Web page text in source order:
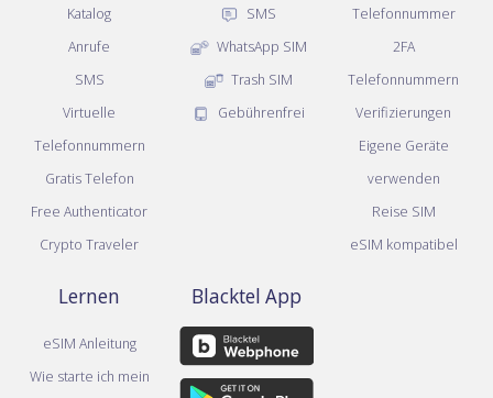
Katalog
Anrufe
SMS
Virtuelle
Telefonnummern
Gratis Telefon
Free Authenticator
Crypto Traveler
SMS
WhatsApp SIM
Trash SIM
Gebührenfrei
Telefonnummer
2FA
Telefonnummern
Verifizierungen
Eigene Geräte
verwenden
Reise SIM
eSIM kompatibel
Lernen
eSIM Anleitung
Wie starte ich mein
Blacktel App